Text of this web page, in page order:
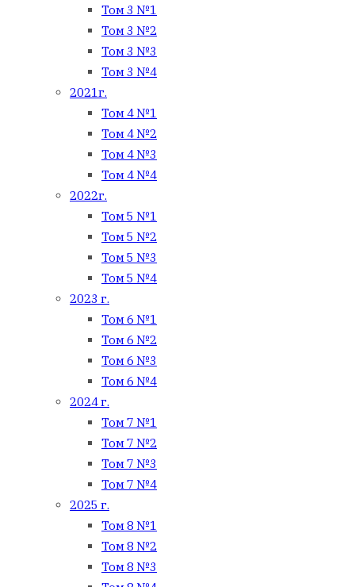
Том 3 №1
Том 3 №2
Том 3 №3
Том 3 №4
2021г.
Том 4 №1
Том 4 №2
Том 4 №3
Том 4 №4
2022г.
Том 5 №1
Том 5 №2
Том 5 №3
Том 5 №4
2023 г.
Том 6 №1
Том 6 №2
Том 6 №3
Том 6 №4
2024 г.
Том 7 №1
Том 7 №2
Том 7 №3
Том 7 №4
2025 г.
Том 8 №1
Том 8 №2
Том 8 №3